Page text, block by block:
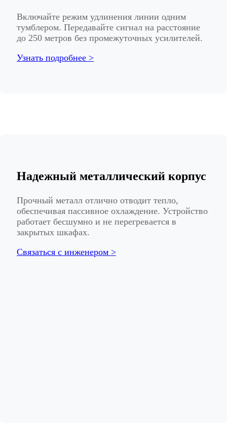
Включайте режим удлинения линии одним
тумблером. Передавайте сигнал на расстояние
до 250 метров без промежуточных усилителей.
Узнать подробнее >
Надежный металлический корпус
Прочный металл отлично отводит тепло,
обеспечивая пассивное охлаждение. Устройство
работает бесшумно и не перегревается в
закрытых шкафах.
Связаться с инженером >